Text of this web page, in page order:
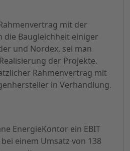
mit der
die Baugleichheit einiger
und Nordex, sei man
der Projekte.
Rahmenvertrag mit
in Verhandlung.
EnergieKontor ein EBIT
einem Umsatz von 138